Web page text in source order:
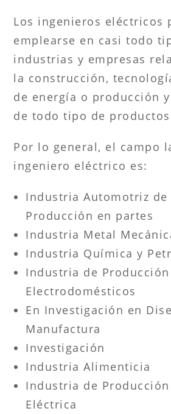
Los ingenieros eléctricos
emplearse en casi todo
industrias y empresas
la construcción,
de energía o producción
de todo tipo de
Por lo general, el campo
ingeniero eléctrico es:
Industria Automotriz de
Producción en partes
Industria Metal
Industria Química y
Industria de
Electrodomésticos
En Investigación en
Manufactura
Investigación
Industria Alimenticia
Industria de
Eléctrica